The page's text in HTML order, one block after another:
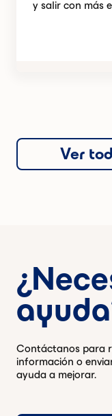
y salir con más
Ver
Contáctanos para
información o
ayuda a mejorar.